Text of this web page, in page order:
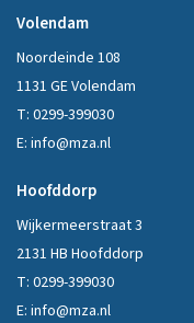
Volendam
Noordeinde 108
1131 GE Volendam
T: 0299-399030
E: info@mza.nl
Hoofddorp
Wijkermeerstraat 3
2131 HB Hoofddorp
T: 0299-399030
E: info@mza.nl